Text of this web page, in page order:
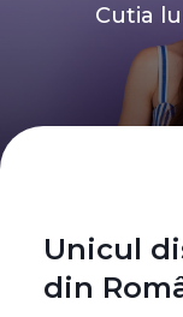
Cutia
Unicul
din